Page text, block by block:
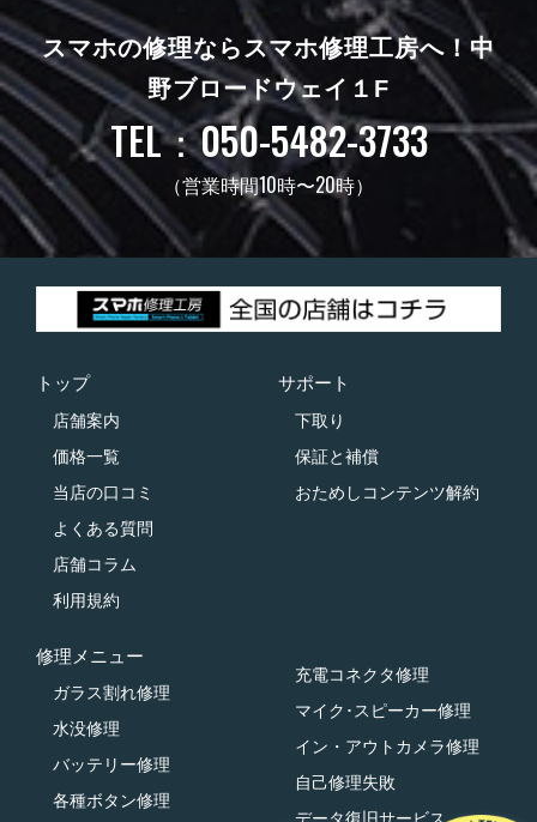
スマホの修理ならスマホ修理工房へ！ 中
野ブロードウェイ１F
TEL：050-5482-3733
（営業時間10時〜20時）
トップ
店舗案内
価格一覧
当店の口コミ
よくある質問
店舗コラム
利用規約
サポート
下取り
保証と補償
おためしコンテンツ解約
修理メニュー
ガラス割れ修理
水没修理
バッテリー修理
各種ボタン修理
充電コネクタ修理
マイク･スピーカー修理
イン・アウトカメラ修理
自己修理失敗